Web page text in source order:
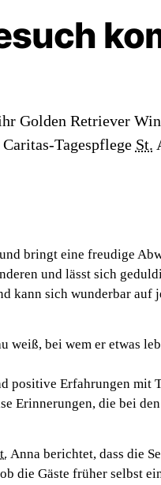
Golden Retriever
Tagespflege St.
bringt eine freudige
und lässt sich
kann sich wunderbar auf
weiß, bei wem er etwas
positive Erfahrungen mit
Erinnerungen, die bei
Anna berichtet, dass die
die Gäste früher selbst